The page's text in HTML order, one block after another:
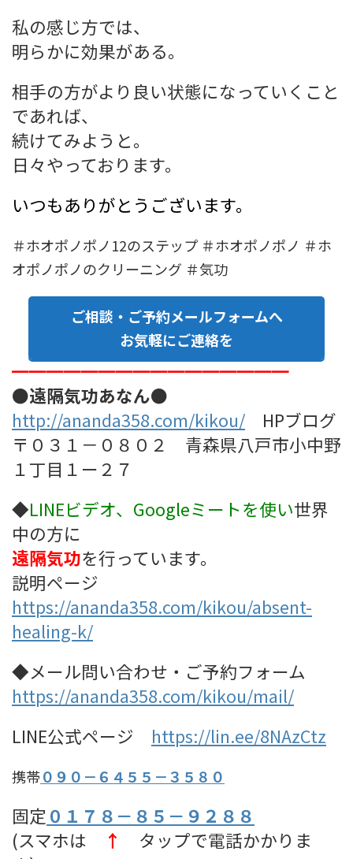
私の感じ方では、
明らかに効果がある。
相手の方がより良い状態になっていくこと
であれば、
続けてみようと。
日々やっております。
いつもありがとうございます。
＃ホオポノポノ12のステップ ＃ホオポノポノ ＃ホ
オポノポノのクリーニング ＃気功
ご相談・ご予約メールフォームへ
お気軽にご連絡を
━━━━━━━━━━━━━━━━
●遠隔気功あなん●
http://ananda358.com/kikou/ HPブログ
〒０３１－０８０２ 青森県八戸市小中野
１丁目１ー２７
◆LINEビデオ、Googleミートを使い世界
中の方に
遠隔気功を行っています。
説明ページ
https://ananda358.com/kikou/absent-
healing-k/
◆メール問い合わせ・ご予約フォーム
https://ananda358.com/kikou/mail/
LINE公式ページ https://lin.ee/8NAzCtz
携帯０９０－６４５５－３５８０
固定 ０１７８－８５－９２８８
(スマホは
↑
タップで電話かかりま